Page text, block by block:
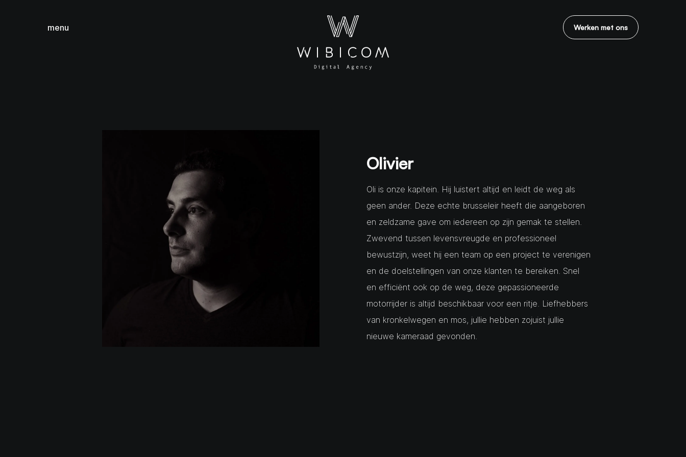
menu
Werken met ons
Olivier
Oli is onze kapitein. Hij luistert altijd en leidt de weg als
geen ander. Deze echte brusseleir heeft die aangeboren
en zeldzame gave om iedereen op zijn gemak te stellen.
Zwevend tussen levensvreugde en professioneel
bewustzijn, weet hij een team op een project te verenigen
en de doelstellingen van onze klanten te bereiken. Snel
en efficiënt ook op de weg, deze gepassioneerde
motorrijder is altijd beschikbaar voor een ritje. Liefhebbers
van kronkelwegen en mos, jullie hebben zojuist jullie
nieuwe kameraad gevonden.